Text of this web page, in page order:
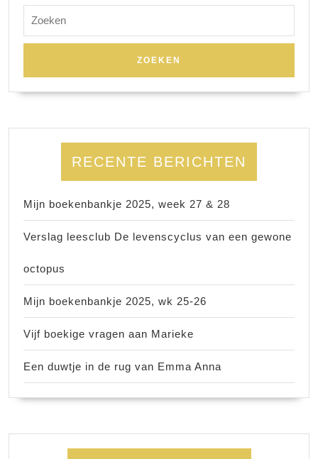
naar:
RECENTE BERICHTEN
Mijn boekenbankje 2025, week 27 & 28
Verslag leesclub De levenscyclus van een gewone
octopus
Mijn boekenbankje 2025, wk 25-26
Vijf boekige vragen aan Marieke
Een duwtje in de rug van Emma Anna